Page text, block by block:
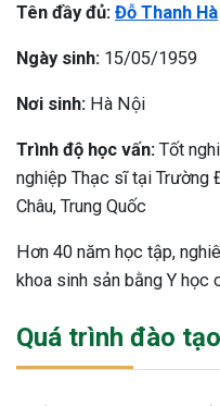
Tên đầy đủ: Đỗ Thanh Hà
Ngày sinh: 15/05/1959
Nơi sinh: Hà Nội
Trình độ học vấn: Tốt
nghiệp Thạc sĩ tại Trường
Châu, Trung Quốc
Hơn 40 năm học tập,
khoa sinh sản bằng Y học
Quá trình đào tạo